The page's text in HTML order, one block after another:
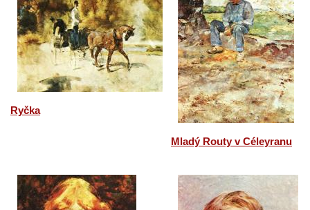
Ryčka
Mladý Routy v Céleyranu